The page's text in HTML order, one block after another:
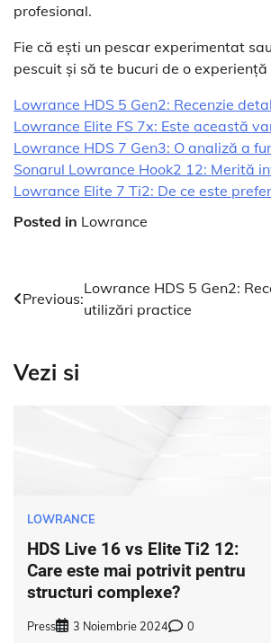
profesional.
Fie că ești un pescar experimentat
pescuit și să te bucuri de o
Lowrance HDS 5 Gen2: Recenzie
Lowrance Elite FS 7x: Este această
Lowrance HDS 7 Gen3: O analiză a
Sonarul Lowrance Hook2 12: Merită
Lowrance Elite 7 Ti2: De ce este
Posted in Lowrance
Navigare
articole
Previous:
Lowrance HDS 5 Gen2:
utilizări practice
Vezi si
LOWRANCE
HDS Live 16 vs Elite Ti2 12:
Care este mai potrivit pentru
structuri complexe?
Press 3 Noiembrie 2024 0